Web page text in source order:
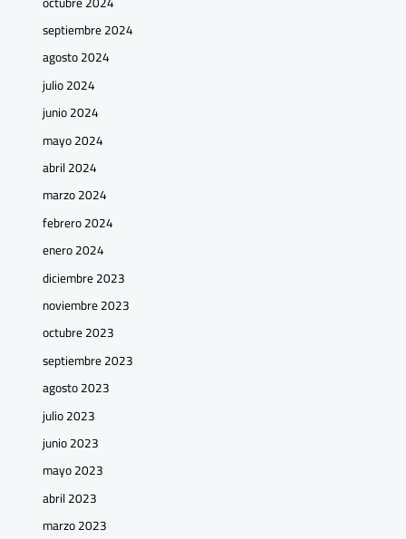
septiembre 2024
agosto 2024
julio 2024
junio 2024
mayo 2024
abril 2024
marzo 2024
febrero 2024
enero 2024
diciembre 2023
noviembre 2023
octubre 2023
septiembre 2023
agosto 2023
julio 2023
junio 2023
mayo 2023
abril 2023
marzo 2023